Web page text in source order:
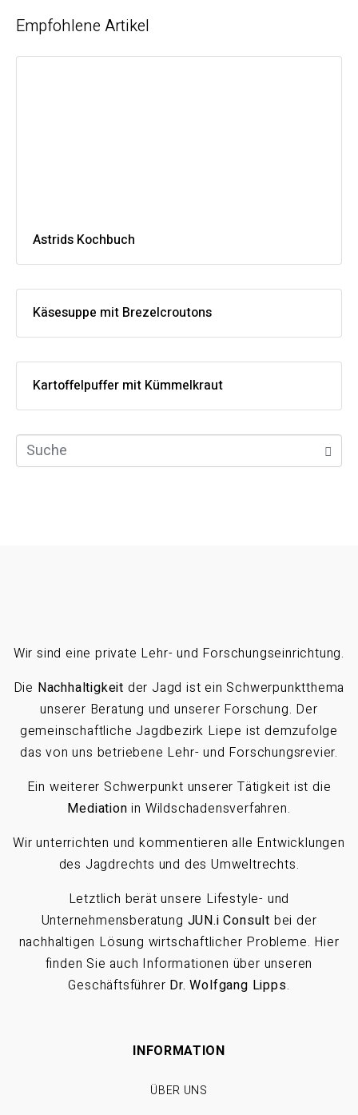
Empfohlene Artikel
Astrids Kochbuch
Käsesuppe mit Brezelcroutons
Kartoffelpuffer mit Kümmelkraut
Wir sind eine private Lehr- und Forschungseinrichtung.
Die Nachhaltigkeit der Jagd ist ein Schwerpunktthema
unserer Beratung und unserer Forschung. Der
gemeinschaftliche Jagdbezirk Liepe ist demzufolge
das von uns betriebene Lehr- und Forschungsrevier.
Ein weiterer Schwerpunkt unserer Tätigkeit ist die
Mediation in Wildschadensverfahren.
Wir unterrichten und kommentieren alle Entwicklungen
des Jagdrechts und des Umweltrechts.
Letztlich berät unsere Lifestyle- und
Unternehmensberatung JUN.i Consult bei der
nachhaltigen Lösung wirtschaftlicher Probleme. Hier
finden Sie auch Informationen über unseren
Geschäftsführer Dr. Wolfgang Lipps.
INFORMATION
ÜBER UNS